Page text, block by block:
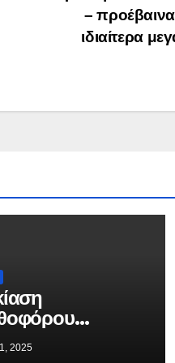
–
ιδιαίτερα
από την
2025